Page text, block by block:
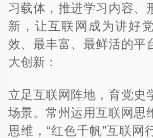
习载体，推进学习内容、
新，让互联网成为讲好
效、最丰富、最鲜活的平
大创新：
立足互联网阵地，育党史
场景。常州运用互联网思
思维，“红色千帆”互联网